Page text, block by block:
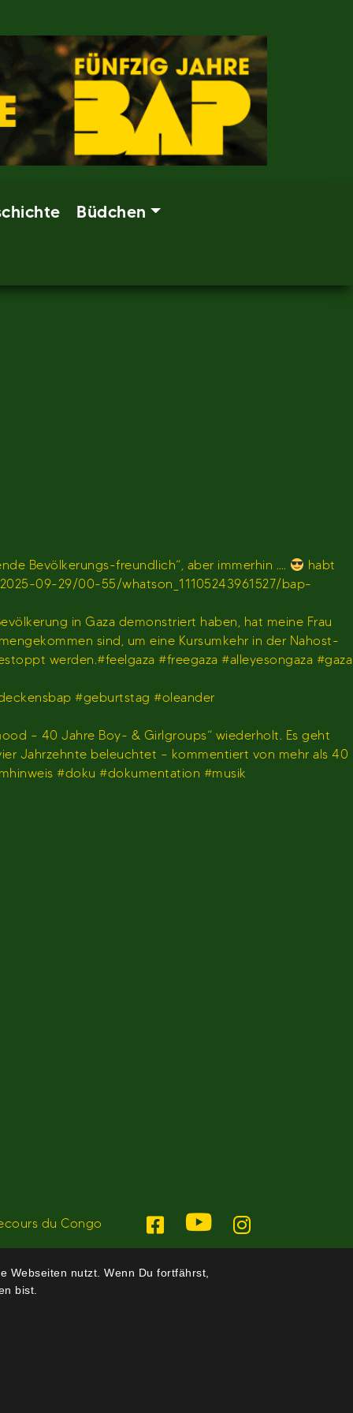
Büdchen
Bevölkerungs-freundlich“, aber immerhin ….
habt
09-29/00-55/whatson_11105243961527/bap-
in Gaza demonstriert haben, hat meine Frau
sind, um eine Kursumkehr in der Nahost-
werden.#feelgaza #freegaza #alleyesongaza #gaza
#geburtstag #oleander
– 40 Jahre Boy- & Girlgroups“ wiederholt. Es geht
Jahrzehnte beleuchtet – kommentiert von mehr als 40
#doku #dokumentation #musik
du Congo
Webseiten nutzt. Wenn Du fortfährst,
bist.